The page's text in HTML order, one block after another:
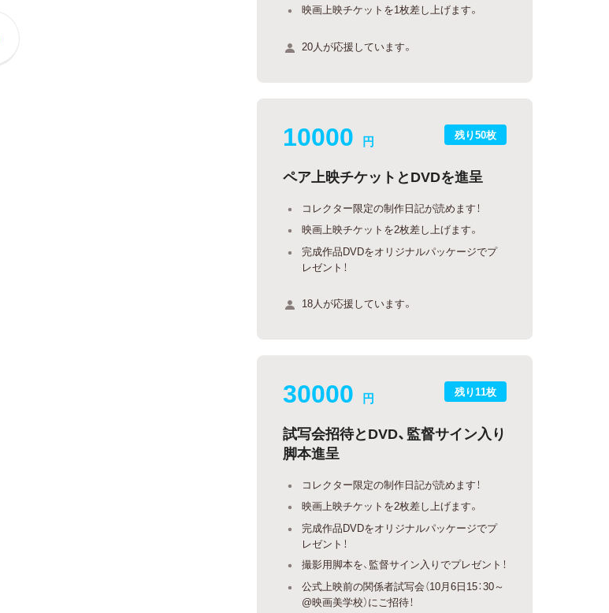
映画上映チケットを1枚差し上げます。
20人が応援しています。
残り50枚
10000 円
ペア上映チケットとDVDを進呈
コレクター限定の制作日記が読めます！
映画上映チケットを2枚差し上げます。
完成作品DVDをオリジナルパッケージでプ
レゼント！
18人が応援しています。
残り11枚
30000 円
試写会招待とDVD、監督サイン入り
脚本進呈
コレクター限定の制作日記が読めます！
映画上映チケットを2枚差し上げます。
完成作品DVDをオリジナルパッケージでプ
レゼント！
撮影用脚本を、監督サイン入りでプレゼント！
公式上映前の関係者試写会（10月6日15：30～
@映画美学校）にご招待！